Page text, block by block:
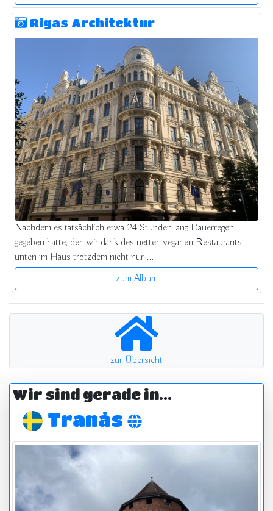
Rigas Architektur
Nachdem es tatsächlich etwa 24 Stunden lang Dauerregen
gegeben hatte, den wir dank des netten veganen Restaurants
unten im Haus trotzdem nicht nur ...
zum Album
zur Übersicht
Wir sind gerade in...
Tranås